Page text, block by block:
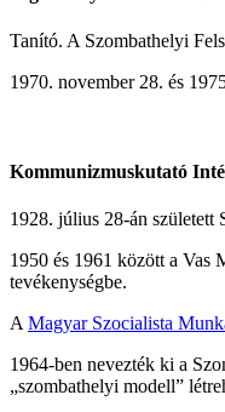
Tanító. A Szombathelyi
1970. november 28. és
Kommunizmuskutató
1928. július 28-án született
1950 és 1961 között a Vas
tevékenységbe.
A Magyar Szocialista
1964-ben nevezték ki a
„szombathelyi modell”